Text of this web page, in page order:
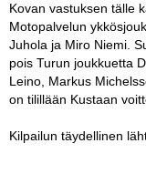
Kovan vastuksen tälle
Motopalvelun
Juhola ja Miro Niemi.
pois Turun joukkuetta
Leino, Markus
on tilillään Kustaan
Kilpailun täydellinen